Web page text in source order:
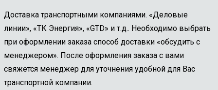
Доставка транспортными компаниями. «Деловые
линии», «ТК Энергия», «GTD» и т.д.. Необходимо выбрать
при оформлении заказа способ доставки «обсудить с
менеджером». После оформления заказа с вами
свяжется менеджер для уточнения удобной для Вас
транспортной компании.